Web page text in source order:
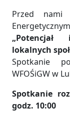
Przed nami
lokalnych
Spotkanie
WFOŚiGW w
Spotkanie
godz. 10:00